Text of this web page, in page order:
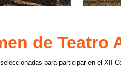
de Teatro
para participar en el XII